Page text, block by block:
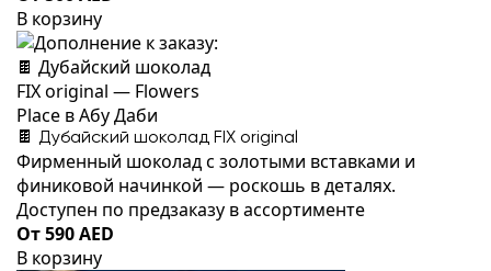
В корзину
🍫 Дубайский шоколад FIX original
Фирменный шоколад с золотыми вставками и
финиковой начинкой — роскошь в деталях.
Доступен по предзаказу в ассортименте
От 590 AED
В корзину